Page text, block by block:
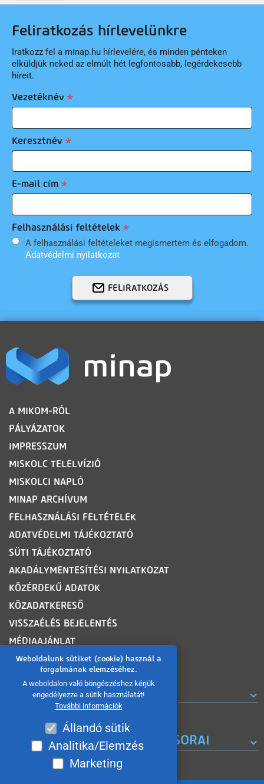
Weboldalunk sütiket (cookie) használ a
forgalmának elemzéséhez.
A weboldalon való böngészéshez kérjük
engedélyezze a sütik használatát!
További információk
Állandó sütik
Analitika/Elemzés
Marketing
Feliratkozás hírlevelünkre
Iratkozz fel a minap.hu hírlevelére, és minden pénteken
elküldjük neked az elmúlt hét legfontosabb, legérdekesebb
híreit.
Vezetéknév
Keresztnév
E-mail cím
Felhasználási feltételek
A felhasználási feltételeket megismertem és elfogadom.
Adatvédelmi nyilatkozat
FELIRATKOZÁS
LÁBLÉC
A MIKOM-RÓL
PÁLYÁZATOK
IMPRESSZUM
MISKOLC TELELVÍZIÓ
MISKOLCI NAPLÓ
MINAP ARCHÍVUM
FELHASZNÁLÁSI FELTÉTELEK
ADATVÉDELMI TÁJÉKOZTATÓ
SÜTI TÁJÉKOZTATÓ
AKADÁLYMENTESÍTÉSI NYILATKOZAT
KÖZÉRDEKŰ ADATOK
KÖZADATKERESŐ
VISSZAÉLÉS BEJELENTÉS
MÉDIAAJÁNLAT
OLDALTÉRKÉP
ROVATOK
A MISKOLC TV KORÁBBI MŰSORAI